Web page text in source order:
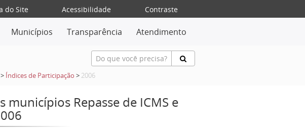
do Site Acessibilidade
Contraste
Municípios Transparência Atendimento
> Índices de Participação > 2006
Repasse de ICMS e